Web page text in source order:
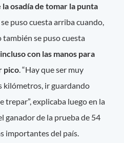
osadía de tomar la punta
puso cuesta arriba cuando,
se puso cuesta
con las manos para
pico. “Hay que ser muy
kilómetros, ir guardando
trepar”, explicaba luego en la
ganador de la prueba de 54
importantes del país.